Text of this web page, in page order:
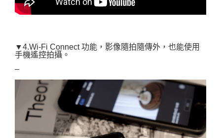
▼4.Wi-Fi Connect 功能，影像隨拍隨傳外，也能使用
手機遙控拍攝。
–